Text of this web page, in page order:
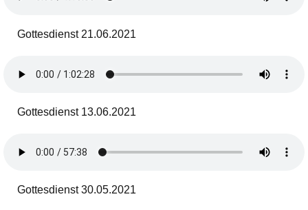
Gottesdienst 21.06.2021
Gottesdienst 13.06.2021
Gottesdienst 30.05.2021